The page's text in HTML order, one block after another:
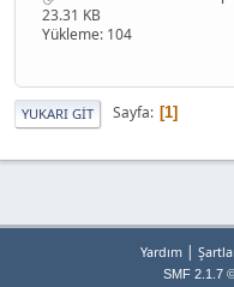
23.31 KB
Yükleme: 104
YUKARI GIT Sayfa 1
Yardım |
SMF 2.1.7